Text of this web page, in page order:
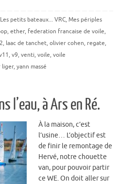
Les petits bateaux... VRC, Mes périples
, ether, federation francaise de voile,
, laac de tanchet, olivier cohen, regate,
, v9, venti, voile, voile
liger, yann massé
l’eau, à Ars en Ré.
À la maison, c’est
l’usine… L’objectif est
de finir le remontage de
Hervé, notre chouette
van, pour pouvoir partir
ce WE. On doit aller sur